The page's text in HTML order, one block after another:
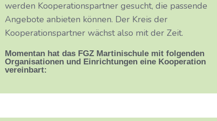
werden Kooperationspartner gesucht, die passende
Angebote anbieten können. Der Kreis der
Kooperationspartner wächst also mit der Zeit.
Momentan hat das FGZ Martinischule mit folgenden
Organisationen und Einrichtungen eine Kooperation
vereinbart: